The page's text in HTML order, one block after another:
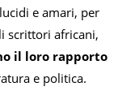
e amari, per
scrittori africani,
il loro rapporto
e politica.